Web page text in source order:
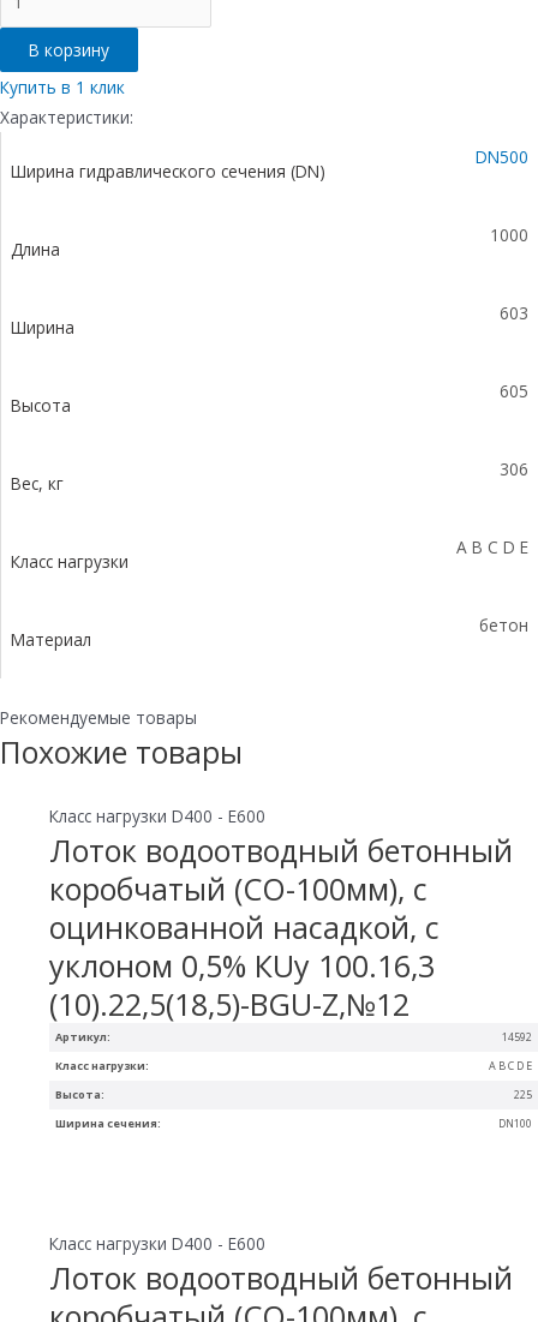
товара
Лоток
водоотводный
бетонный
коробчатый
(СО-500мм),
чугунной
уклоном
100.60,3
BGZ-
В корзину
Купить в 1 клик
Характеристики:
Ширина гидравлического сечения (DN)
DN500
Длина
1000
Ширина
603
Высота
605
Вес, кг
306
Класс нагрузки
A B C D E
Материал
бетон
Рекомендуемые товары
Похожие товары
Артикул: 14592
Ширина сечения: DN100
Высота: 225
Класс нагрузки: A B C D E
Класс нагрузки D400 - E600
Лоток водоотводный бетонный
коробчатый (СО-100мм), с
оцинкованной насадкой, с
уклоном 0,5% КUу 100.16,3
(10).22,5(18,5)-BGU-Z,№12
Класс нагрузки D400 - E600
Лоток водоотводный бетонный